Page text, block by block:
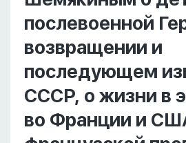
послевоенной
возвращении и
последующем
СССР, о жизни в
во Франции и